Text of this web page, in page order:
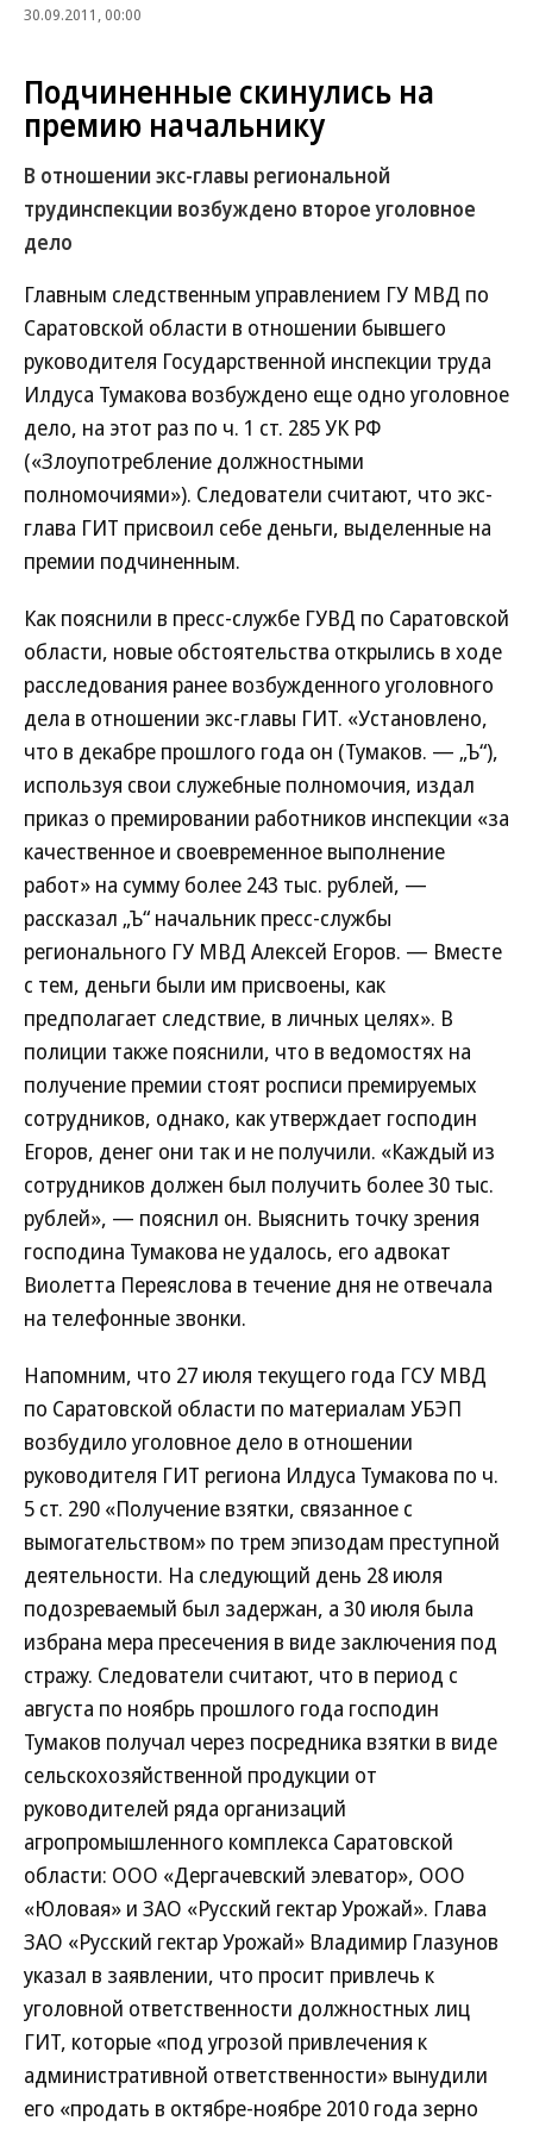
30.09.2011, 00:00
Подчиненные скинулись на
премию начальнику
В отношении экс-главы региональной
трудинспекции возбуждено второе уголовное
дело
Главным следственным управлением ГУ МВД по
Саратовской области в отношении бывшего
руководителя Государственной инспекции труда
Илдуса Тумакова возбуждено еще одно уголовное
дело, на этот раз по ч. 1 ст. 285 УК РФ
(«Злоупотребление должностными
полномочиями»). Следователи считают, что экс-
глава ГИТ присвоил себе деньги, выделенные на
премии подчиненным.
Как пояснили в пресс-службе ГУВД по Саратовской
области, новые обстоятельства открылись в ходе
расследования ранее возбужденного уголовного
дела в отношении экс-главы ГИТ. «Установлено,
что в декабре прошлого года он (Тумаков. — „Ъ“),
используя свои служебные полномочия, издал
приказ о премировании работников инспекции «за
качественное и своевременное выполнение
работ» на сумму более 243 тыс. рублей, —
рассказал „Ъ“ начальник пресс-службы
регионального ГУ МВД Алексей Егоров. — Вместе
с тем, деньги были им присвоены, как
предполагает следствие, в личных целях». В
полиции также пояснили, что в ведомостях на
получение премии стоят росписи премируемых
сотрудников, однако, как утверждает господин
Егоров, денег они так и не получили. «Каждый из
сотрудников должен был получить более 30 тыс.
рублей», — пояснил он. Выяснить точку зрения
господина Тумакова не удалось, его адвокат
Виолетта Переяслова в течение дня не отвечала
на телефонные звонки.
Напомним, что 27 июля текущего года ГСУ МВД
по Саратовской области по материалам УБЭП
возбудило уголовное дело в отношении
руководителя ГИТ региона Илдуса Тумакова по ч.
5 ст. 290 «Получение взятки, связанное с
вымогательством» по трем эпизодам преступной
деятельности. На следующий день 28 июля
подозреваемый был задержан, а 30 июля была
избрана мера пресечения в виде заключения под
стражу. Следователи считают, что в период с
августа по ноябрь прошлого года господин
Тумаков получал через посредника взятки в виде
сельскохозяйственной продукции от
руководителей ряда организаций
агропромышленного комплекса Саратовской
области: ООО «Дергачевский элеватор», ООО
«Юловая» и ЗАО «Русский гектар Урожай». Глава
ЗАО «Русский гектар Урожай» Владимир Глазунов
указал в заявлении, что просит привлечь к
уголовной ответственности должностных лиц
ГИТ, которые «под угрозой привлечения к
административной ответственности» вынудили
его «продать в октябре-ноябре 2010 года зерно